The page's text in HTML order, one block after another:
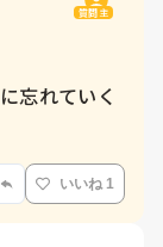
質問主
忘れていく
いいね 1